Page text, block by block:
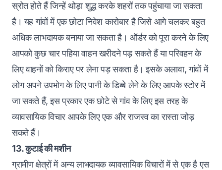
स्रोत होते हैं जिन्हें थोड़ा शुद्ध करके शहरों तक पहुंचाया जा सकता
है। यह गांवों में एक छोटा निवेश कारोबार है जिसे आगे चलकर बहुत
अधिक लाभदायक बनाया जा सकता है। ऑर्डर को पूरा करने के लिए
आपको कुछ चार पहिया वाहन खरीदने पड़ सकते हैं या परिवहन के
लिए वाहनों को किराए पर लेना पड़ सकता है। इसके अलावा, गांवों में
लोग अपने उपभोग के लिए पानी के डिब्बे लेने के लिए आपके स्टोर में
जा सकते हैं, इस प्रकार एक छोटे से गांव के लिए इस तरह के
व्यावसायिक विचार आपके लिए एक और राजस्व का रास्ता जोड़
सकते हैं।
13. कुटाई की मशीन
ग्रामीण क्षेत्रों में अन्य लाभदायक व्यावसायिक विचारों में से एक है एस